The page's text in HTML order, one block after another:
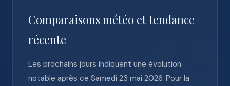
Comparaisons météo et tendance
récente
Les prochains jours indiquent une évolution
notable après ce Samedi 23 mai 2026. Pour la